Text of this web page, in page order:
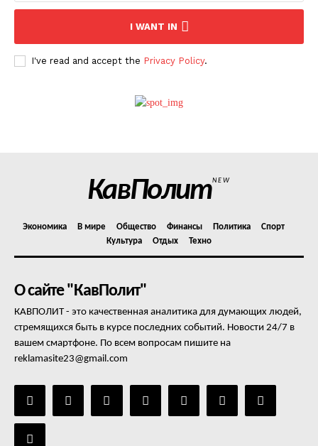
О нас
Политика конфиденциальности
I WANT IN
I've read and accept the Privacy Policy.
КавПолитNEW
Экономика В мире Общество Финансы Политика
Спорт
Культура
Отдых Техно
О сайте "КавПолит"
КАВПОЛИТ - это качественная аналитика для думающих людей,
стремящихся быть в курсе последних событий. Новости 24/7 в
вашем смартфоне. По всем вопросам пишите на
reklamasite23@gmail.com